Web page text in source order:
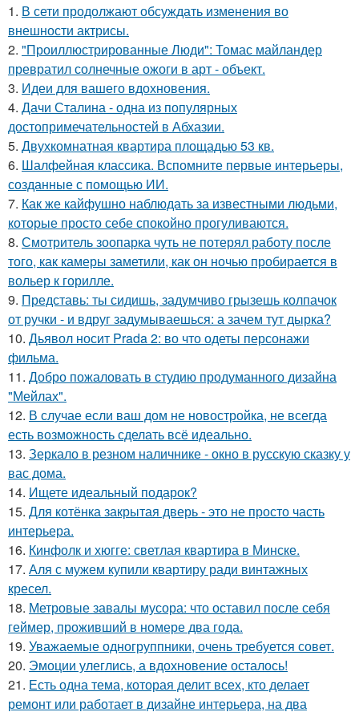
1. В сети продолжают обсуждать изменения во
внешности актрисы.
2. "Проиллюстрированные Люди": Томас майландер
превратил солнечные ожоги в арт - объект.
3. Идеи для вашего вдохновения.
4. Дачи Сталина - одна из популярных
достопримечательностей в Абхазии.
5. Двухкомнатная квартира площадью 53 кв.
6. Шалфейная классика. Вспомните первые интерьеры,
созданные с помощью ИИ.
7. Как же кайфушно наблюдать за известными людьми,
которые просто себе спокойно прогуливаются.
8. Смотритель зоопарка чуть не потерял работу после
того, как камеры заметили, как он ночью пробирается в
вольер к горилле.
9. Представь: ты сидишь, задумчиво грызешь колпачок
от ручки - и вдруг задумываешься: а зачем тут дырка?
10. Дьявол носит Prada 2: во что одеты персонажи
фильма.
11. Добро пожаловать в студию продуманного дизайна
"Мейлах".
12. В случае если ваш дом не новостройка, не всегда
есть возможность сделать всё идеально.
13. Зеркало в резном наличнике - окно в русскую сказку у
вас дома.
14. Ищете идеальный подарок?
15. Для котёнка закрытая дверь - это не просто часть
интерьера.
16. Кинфолк и хюгге: светлая квартира в Минске.
17. Аля с мужем купили квартиру ради винтажных
кресел.
18. Метровые завалы мусора: что оставил после себя
геймер, проживший в номере два года.
19. Уважаемые одногруппники, очень требуется совет.
20. Эмоции улеглись, а вдохновение осталось!
21. Есть одна тема, которая делит всех, кто делает
ремонт или работает в дизайне интерьера, на два